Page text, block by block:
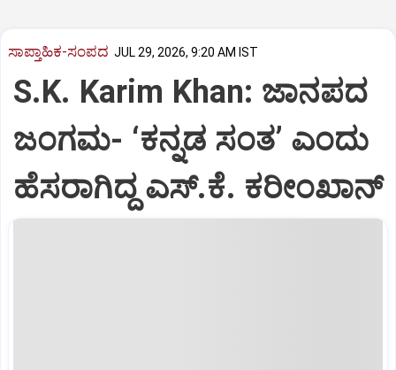
ಸಾಪ್ತಾಹಿಕ-ಸಂಪದ JUL 29, 2026, 9:20 AM IST
S.K. Karim Khan: ಜಾನಪದ
ಜಂಗಮ- ‘ಕನ್ನಡ ಸಂತ’ ಎಂದು
ಹೆಸರಾಗಿದ್ದ ಎಸ್.ಕೆ. ಕರೀಂಖಾನ್